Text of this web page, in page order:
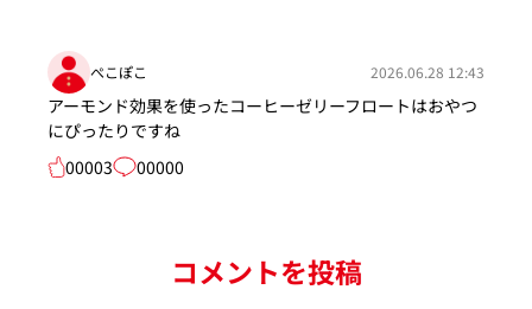
ぺこぽこ 2026.06.28 12:43
アーモンド効果を使ったコーヒーゼリーフロートはおやつ
にぴったりですね
00003
00000
コメントを投稿